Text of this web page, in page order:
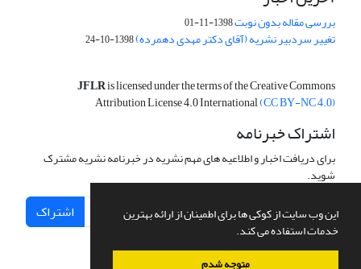
این وب سایت از کوکی ها برای اطمینان از ارائه بهترین
خدمات استفاده می کند.
متوجه شدم
بررسی مقاله بدون نوبت1398-11-01
تغییر سردبیر نشریه (آقای دکتر مهدی دهمرده)1398-10-24
JFLRis licensed under the terms of the Creative Commons
Attribution License 4.0 International(CC BY-NC 4.0)
اشتراک خبرنامه
برای دریافت اخبار و اطلاعیه های مهم نشریه در خبرنامه نشریه مشترک
شوید.
اشتراک